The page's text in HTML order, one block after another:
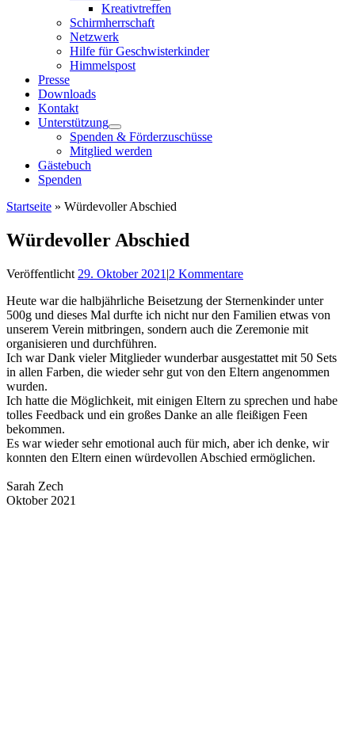
Kreativtreffen
Schirmherrschaft
Netzwerk
Hilfe für Geschwisterkinder
Himmelspost
Presse
Downloads
Kontakt
Unterstützung
Spenden & Förderzuschüsse
Mitglied werden
Gästebuch
Spenden
Startseite » Würdevoller Abschied
Würdevoller Abschied
Veröffentlicht 29. Oktober 2021 |2 Kommentare
Heute war die halbjährliche Beisetzung der Sternenkinder unter
500g und dieses Mal durfte ich nicht nur den Familien etwas von
unserem Verein mitbringen, sondern auch die Zeremonie mit
organisieren und durchführen.
Ich war Dank vieler Mitglieder wunderbar ausgestattet mit 50 Sets
in allen Farben, die wieder sehr gut von den Eltern angenommen
wurden.
Ich hatte die Möglichkeit, mit einigen Eltern zu sprechen und habe
tolles Feedback und ein großes Danke an alle fleißigen Feen
bekommen.
Es war wieder sehr emotional auch für mich, aber ich denke, wir
konnten den Eltern einen würdevollen Abschied ermöglichen.
Sarah Zech
Oktober 2021